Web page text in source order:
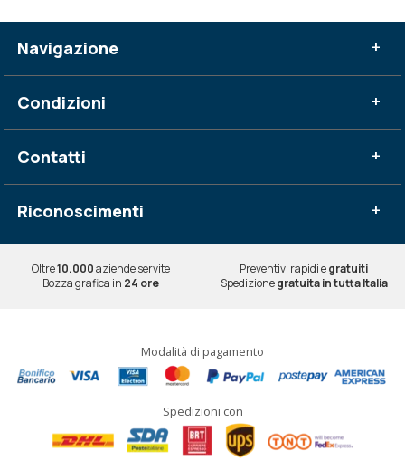
Navigazione +
Condizioni +
Contatti +
Riconoscimenti +
Oltre10.000aziende servite Preventivi rapidi egratuiti
Bozza grafica in 24 ore Spedizionegratuita in tutta Italia
Modalità di pagamento
Spedizioni con